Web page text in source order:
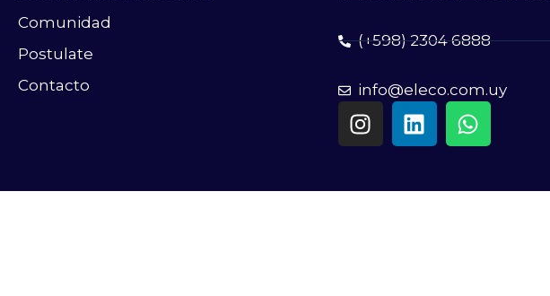
Comunidad
Postulate
Contacto
(+598) 2304 6888
info@eleco.com.uy